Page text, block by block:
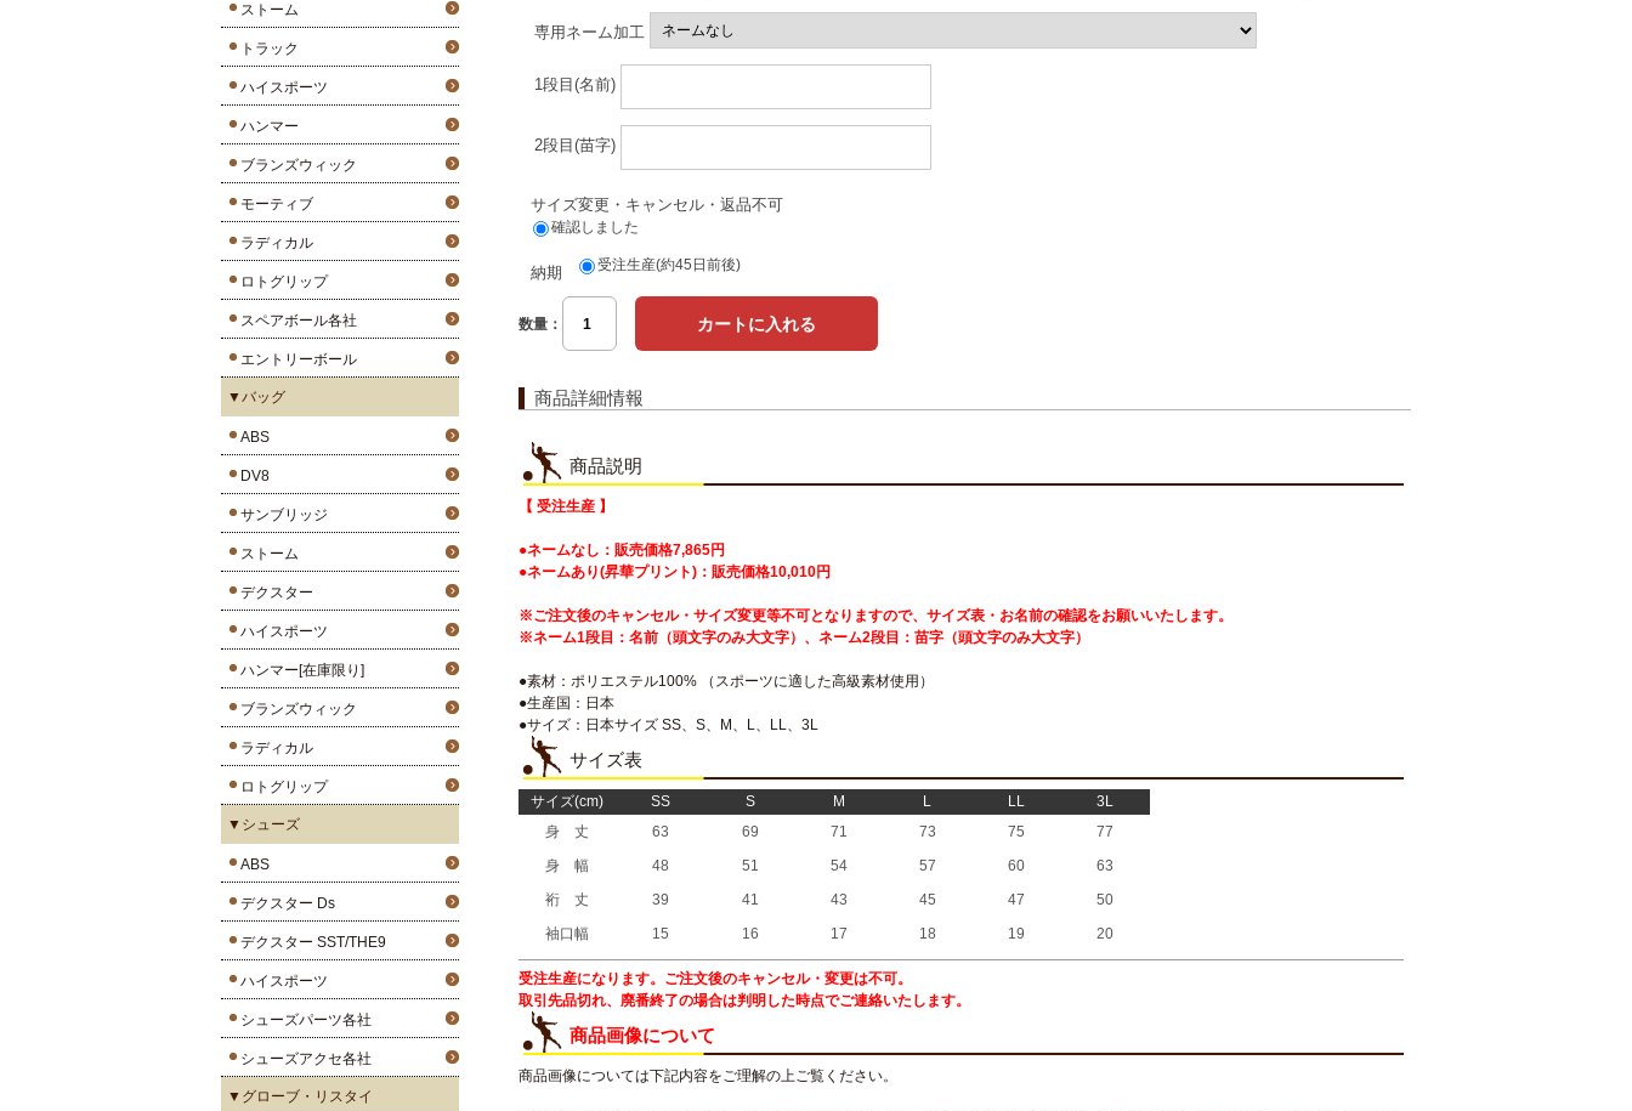
ストーム
トラック
ハイスポーツ
ハンマー
ブランズウィック
モーティブ
ラディカル
ロトグリップ
スペアボール各社
エントリーボール
▼バッグ
ABS
DV8
サンブリッジ
ストーム
デクスター
ハイスポーツ
ハンマー[在庫限り]
ブランズウィック
ラディカル
ロトグリップ
▼シューズ
ABS
デクスター Ds
デクスター SST/THE9
ハイスポーツ
シューズパーツ各社
シューズアクセ各社
▼グローブ・リスタイ
専用ネーム加工
1段目(名前)
2段目(苗字)
サイズ変更・キャンセル・返品不可
確認しました
納期 受注生産(約45日前後)
数量：
商品詳細情報
商品説明
【 受注生産 】
●ネームなし：販売価格7,865円
●ネームあり(昇華プリント)：販売価格10,010円
※ご注文後のキャンセル・サイズ変更等不可となりますので、サイズ表・お名前の確認をお願いいたします。
※ネーム1段目：名前（頭文字のみ大文字）、ネーム2段目：苗字（頭文字のみ大文字）
●素材：ポリエステル100% （スポーツに適した高級素材使用）
●生産国：日本
●サイズ：日本サイズ SS、S、M、L、LL、3L
サイズ表
サイズ(cm) SS S M L LL
3L
身 丈
63 69 71 73 75
77
身 幅
48 51 54 57 60
63
裄 丈
39 41 43 45 47
50
袖口幅
15 16 17 18 19 20
受注生産になります。ご注文後のキャンセル・変更は不可。
取引先品切れ、廃番終了の場合は判明した時点でご連絡いたします。
商品画像について
商品画像については下記内容をご理解の上ご覧ください。